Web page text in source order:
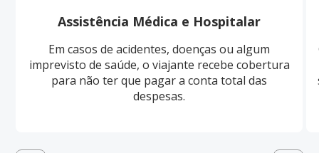
Assistência Médica e Hospitalar
Em casos de acidentes, doenças ou algum
imprevisto de saúde, o viajante recebe cobertura
para não ter que pagar a conta total das
despesas.